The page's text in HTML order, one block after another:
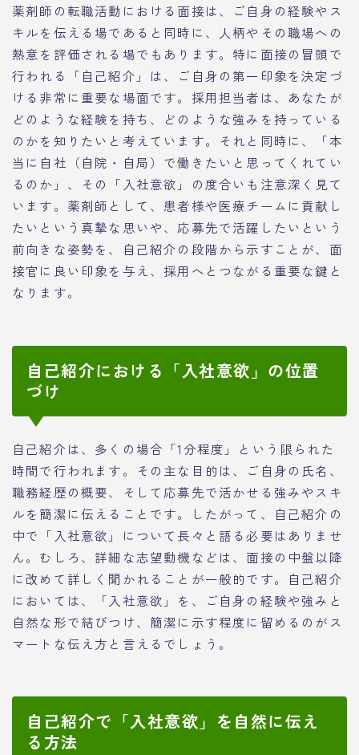
薬剤師の転職活動における面接は、ご自身の経験やス
キルを伝える場であると同時に、人柄やその職場への
熱意を評価される場でもあります。特に面接の冒頭で
行われる「自己紹介」は、ご自身の第一印象を決定づ
ける非常に重要な場面です。採用担当者は、あなたが
どのような経験を持ち、どのような強みを持っている
のかを知りたいと考えています。それと同時に、「本
当に自社（自院・自局）で働きたいと思ってくれてい
るのか」、その「入社意欲」の度合いも注意深く見て
います。薬剤師として、患者様や医療チームに貢献し
たいという真摯な思いや、応募先で活躍したいという
前向きな姿勢を、自己紹介の段階から示すことが、面
接官に良い印象を与え、採用へとつながる重要な鍵と
なります。
自己紹介における「入社意欲」の位置
づけ
自己紹介は、多くの場合「1分程度」という限られた
時間で行われます。その主な目的は、ご自身の氏名、
職務経歴の概要、そして応募先で活かせる強みやスキ
ルを簡潔に伝えることです。したがって、自己紹介の
中で「入社意欲」について長々と語る必要はありませ
ん。むしろ、詳細な志望動機などは、面接の中盤以降
に改めて詳しく聞かれることが一般的です。自己紹介
においては、「入社意欲」を、ご自身の経験や強みと
自然な形で結びつけ、簡潔に示す程度に留めるのがス
マートな伝え方と言えるでしょう。
自己紹介で「入社意欲」を自然に伝え
る方法